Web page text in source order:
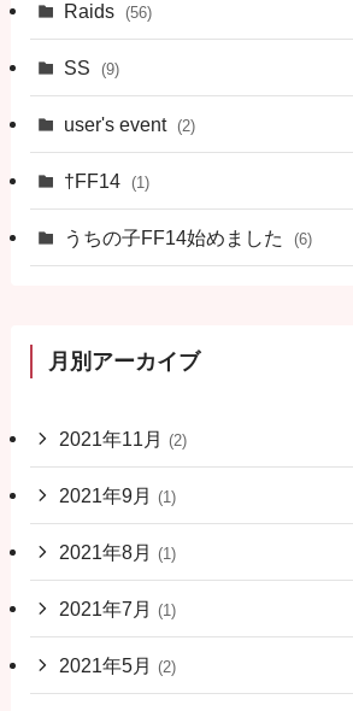
Raids (56)
SS (9)
user's event (2)
†FF14 (1)
うちの子FF14始めました (6)
月別アーカイブ
2021年11月 (2)
2021年9月 (1)
2021年8月 (1)
2021年7月 (1)
2021年5月 (2)